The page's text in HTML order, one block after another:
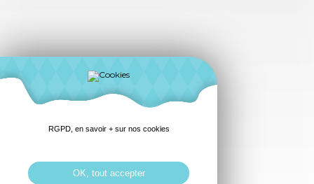
RGPD, en savoir + sur nos cookies
OK, tout accepter